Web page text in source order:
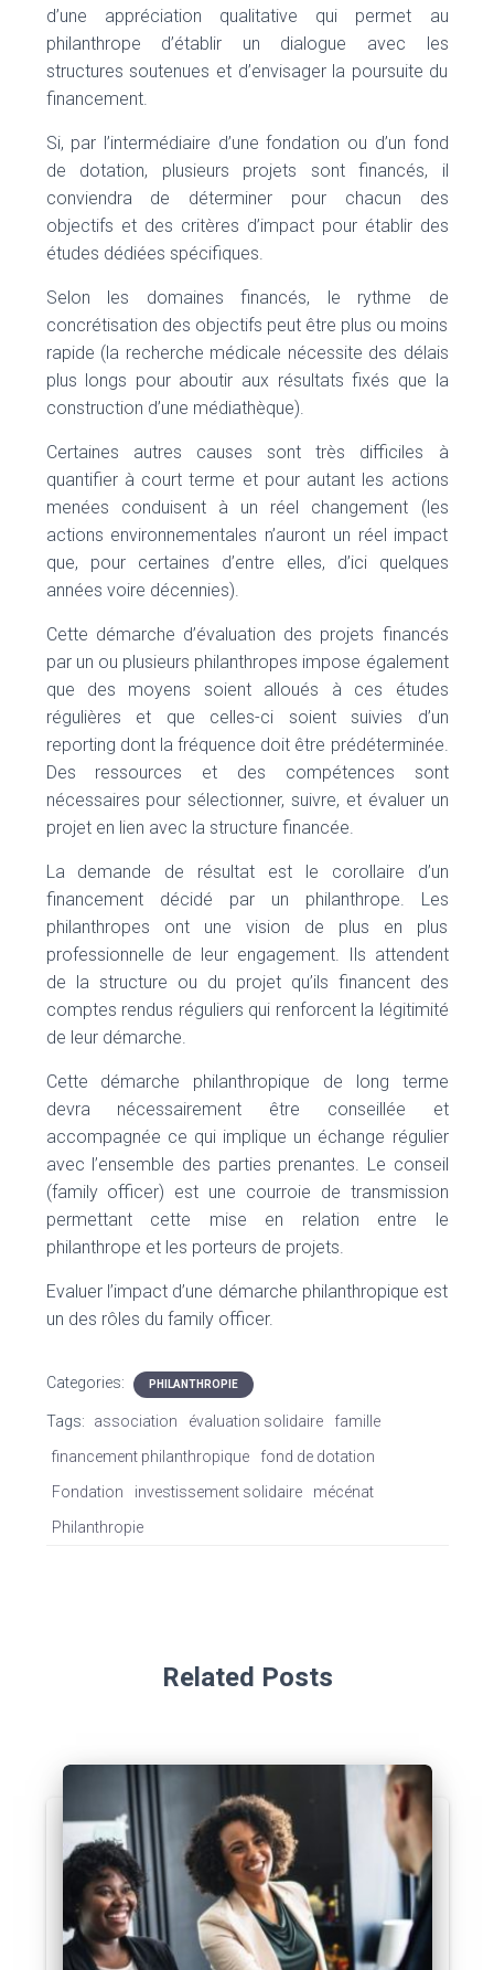
d’une appréciation qualitative qui permet au
philanthrope d’établir un dialogue avec les
structures soutenues et d’envisager la poursuite du
financement.
Si, par l’intermédiaire d’une fondation ou d’un fond
de dotation, plusieurs projets sont financés, il
conviendra de déterminer pour chacun des
objectifs et des critères d’impact pour établir des
études dédiées spécifiques.
Selon les domaines financés, le rythme de
concrétisation des objectifs peut être plus ou moins
rapide (la recherche médicale nécessite des délais
plus longs pour aboutir aux résultats fixés que la
construction d’une médiathèque).
Certaines autres causes sont très difficiles à
quantifier à court terme et pour autant les actions
menées conduisent à un réel changement (les
actions environnementales n’auront un réel impact
que, pour certaines d’entre elles, d’ici quelques
années voire décennies).
Cette démarche d’évaluation des projets financés
par un ou plusieurs philanthropes impose également
que des moyens soient alloués à ces études
régulières et que celles-ci soient suivies d’un
reporting dont la fréquence doit être prédéterminée.
Des ressources et des compétences sont
nécessaires pour sélectionner, suivre, et évaluer un
projet en lien avec la structure financée.
La demande de résultat est le corollaire d’un
financement décidé par un philanthrope. Les
philanthropes ont une vision de plus en plus
professionnelle de leur engagement. Ils attendent
de la structure ou du projet qu’ils financent des
comptes rendus réguliers qui renforcent la légitimité
de leur démarche.
Cette démarche philanthropique de long terme
devra nécessairement être conseillée et
accompagnée ce qui implique un échange régulier
avec l’ensemble des parties prenantes. Le conseil
(family officer) est une courroie de transmission
permettant cette mise en relation entre le
philanthrope et les porteurs de projets.
Evaluer l’impact d’une démarche philanthropique est
un des rôles du family officer.
Categories: PHILANTHROPIE
Tags: association évaluation solidaire
famille
financement philanthropique
fond de dotation
Fondation
investissement solidaire
mécénat
Philanthropie
Related Posts